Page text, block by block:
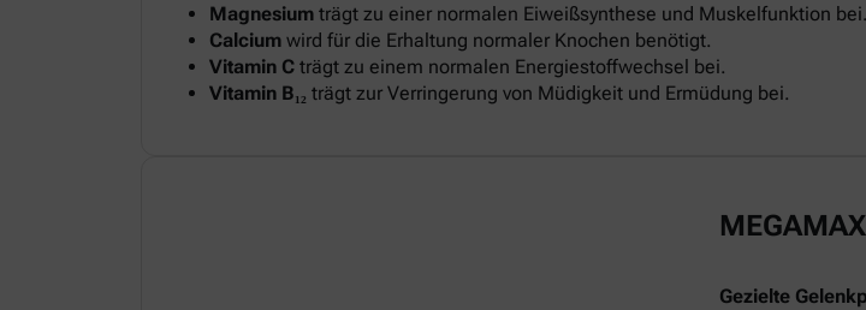
Magnesium trägt zu einer normalen Eiweißsynthese und Muskelfunktion bei.
Calcium wird für die Erhaltung normaler Knochen benötigt.
Vitamin C trägt zu einem normalen Energiestoffwechsel bei.
Vitamin B₁₂ trägt zur Verringerung von Müdigkeit und Ermüdung bei.
Gezielte